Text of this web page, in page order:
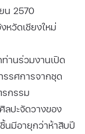
น 2570
วัดเชียงใหม่
านร่วมงานเปิด
รศการจากชุด
กรรม
ลปะจัดวางของ
นมีอายุกว่าห้าสิบปี